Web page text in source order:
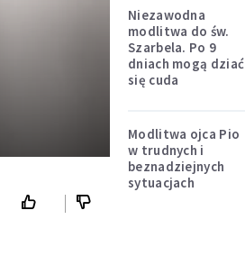
Niezawodna
modlitwa do św.
Szarbela. Po 9
dniach mogą dziać
się cuda
Modlitwa ojca Pio
w trudnych i
beznadziejnych
sytuacjach